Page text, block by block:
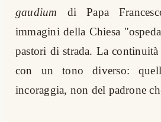
gaudium di Papa
immagini della Chiesa
pastori di strada. La
con un tono diverso:
incoraggia, non del padrone